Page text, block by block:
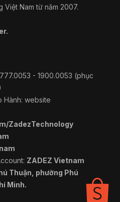
Nam từ năm 2007.
- 1900.0053 (phục
Hành: website
ZadezTechnology
ZADEZ Vietnam
Thuận, phường Phú
Minh.